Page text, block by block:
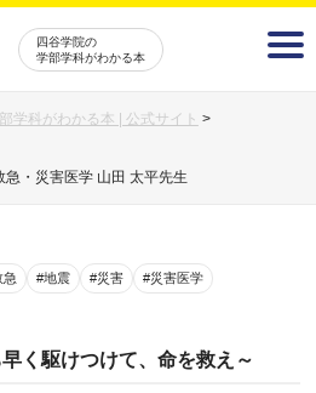
四谷学院の
学部学科がわかる本
学科がわかる本 | 公式サイト >
・災害医学 山田 太平先生
急 #地震 #災害 #災害医学
く駆けつけて、命を救え～